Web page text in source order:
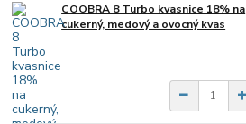
COOBRA 8 Turbo kvasnice 18% na
cukerný, medový a ovocný kvas